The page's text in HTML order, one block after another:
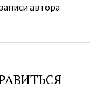
автора